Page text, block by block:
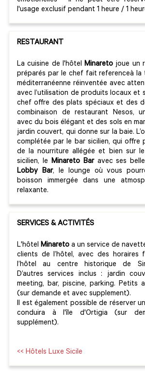
l'usage exclusif pendant 1 heure / 1
RESTAURANT
La cuisine de l'hôtel Minareto joue un
préparés par le chef fait referenceà la
méditerranéenne réinventée avec
avec l’utilisation de produits locaux et
chef offre des plats spéciaux et des
combinaison de restaurant Nesos,
avec du bois élégant et des sols en
jardin couvert, qui donne sur la baie.
complétée par le bar sicilien, qui offre
de la nourriture allégée et bien sur
sicilien, le Minareto Baravec ses
Lobby Bar, le lounge où vous
boisson immergée dans une
relaxante.
SERVICES & ACTIVITÉS
L'hôtel Minareto a un service de
clients de l’hôtel, avec des horaires
l’hôtel au centre historique de
D’autres services inclus : jardin
meeting, bar, piscine, parking. Petits
(sur demande et avec supplement).
Il est également possible de réserver
conduira à l'île d'Ortigia (sur
supplément).
<< Hôtels Luxe Sicile